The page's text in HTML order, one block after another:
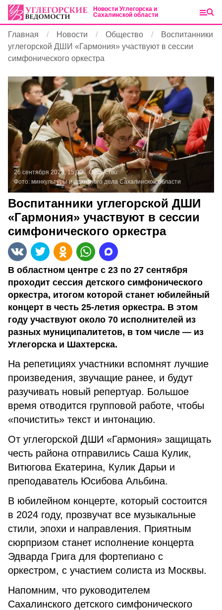
Новости Углегорска и
Сахалинской области
Главная Новости Общество
Воспитанники
углегорской ДШИ «Гармония» участвуют в сессии
симфонического оркестра
26 сентября 2023, 15:00
Общество
Фото: минкультуры и архивного дела Сахалинской области
Воспитанники углегорской ДШИ
«Гармония» участвуют в сессии
симфонического оркестра
В областном центре с 23 по 27 сентября
проходит сессия детского симфонического
оркестра, итогом которой станет юбилейный
концерт в честь 25-летия оркестра. В этом
году участвуют около 70 исполнителей из
разных муниципалитетов, в том числе — из
Углегорска и Шахтерска.
На репетициях участники вспомнят лучшие
произведения, звучащие ранее, и будут
разучивать новый репертуар. Большое
время отводится групповой работе, чтобы
«почистить» текст и интонацию.
От углегорской ДШИ «Гармония» защищать
честь района отправились Саша Кулик,
Витюгова Екатерина, Кулик Дарьи и
преподаватель Юсибова Альбина.
В юбилейном концерте, который состоится
в 2024 году, прозвучат все музыкальные
стили, эпохи и направления. Приятным
сюрпризом станет исполнение концерта
Эдварда Грига для фортепиано с
оркестром, с участием солиста из Москвы.
Напомним, что руководителем
Сахалинского детского симфонического